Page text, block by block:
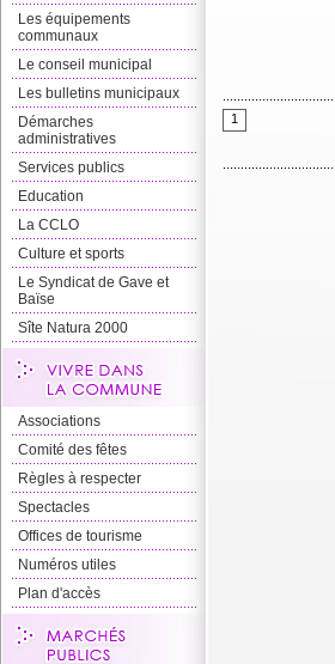
Les équipements
communaux
Le conseil municipal
Les bulletins municipaux
Démarches
administratives
Services publics
Education
La CCLO
Culture et sports
Le Syndicat de Gave et
Baïse
Sîte Natura 2000
Associations
Comité des fêtes
Règles à respecter
Spectacles
Offices de tourisme
Numéros utiles
Plan d'accès
1